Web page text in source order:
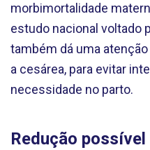
morbimortalidade
estudo nacional voltado
também dá uma
a cesárea, para evitar
necessidade no parto.
Redução possível